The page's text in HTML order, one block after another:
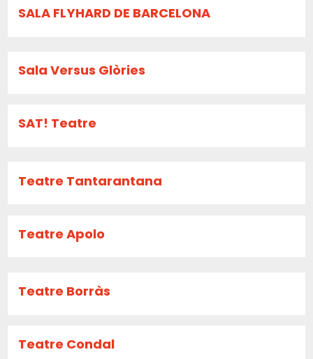
SALA FLYHARD DE BARCELONA
Sala Versus Glòries
SAT! Teatre
Teatre Tantarantana
Teatre Apolo
Teatre Borràs
Teatre Condal